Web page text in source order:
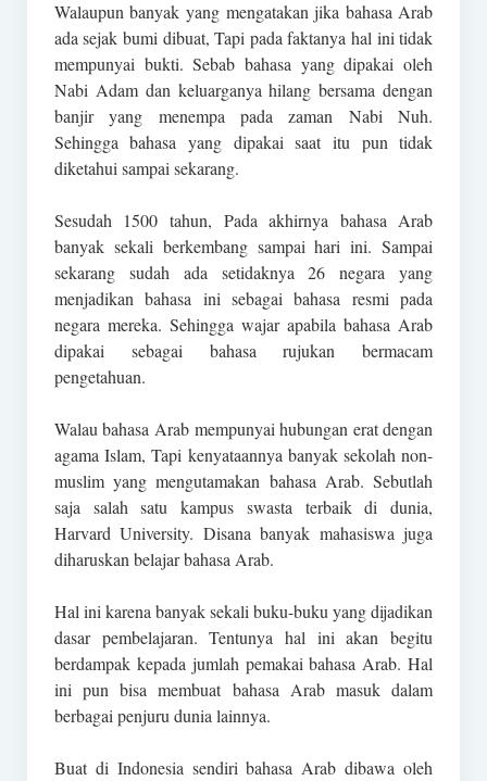
Walaupun banyak yang mengatakan jika bahasa Arab
ada sejak bumi dibuat, Tapi pada faktanya hal ini tidak
mempunyai bukti. Sebab bahasa yang dipakai oleh
Nabi Adam dan keluarganya hilang bersama dengan
banjir yang menempa pada zaman Nabi Nuh.
Sehingga bahasa yang dipakai saat itu pun tidak
diketahui sampai sekarang.
Sesudah 1500 tahun, Pada akhirnya bahasa Arab
banyak sekali berkembang sampai hari ini. Sampai
sekarang sudah ada setidaknya 26 negara yang
menjadikan bahasa ini sebagai bahasa resmi pada
negara mereka. Sehingga wajar apabila bahasa Arab
dipakai sebagai bahasa rujukan bermacam
pengetahuan.
Walau bahasa Arab mempunyai hubungan erat dengan
agama Islam, Tapi kenyataannya banyak sekolah non-
muslim yang mengutamakan bahasa Arab. Sebutlah
saja salah satu kampus swasta terbaik di dunia,
Harvard University. Disana banyak mahasiswa juga
diharuskan belajar bahasa Arab.
Hal ini karena banyak sekali buku-buku yang dijadikan
dasar pembelajaran. Tentunya hal ini akan begitu
berdampak kepada jumlah pemakai bahasa Arab. Hal
ini pun bisa membuat bahasa Arab masuk dalam
berbagai penjuru dunia lainnya.
Buat di Indonesia sendiri bahasa Arab dibawa oleh